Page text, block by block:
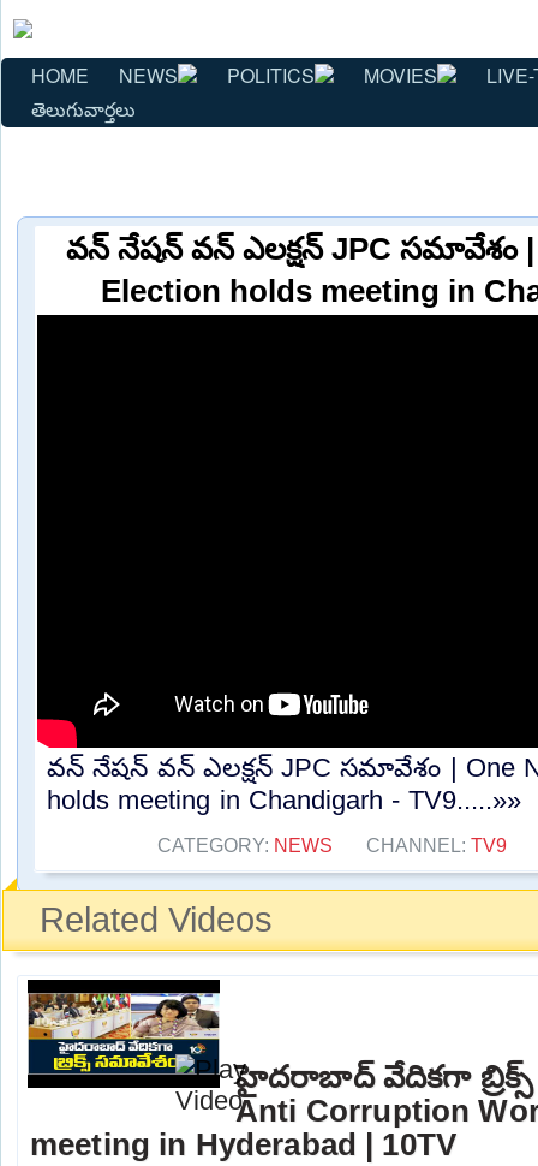
HOME NEWS POLITICS MOVIES
తెలుగువార్తలు
వన్ నేషన్ వన్ ఎలక్షన్ JPC సమావేశం |
Election holds meeting in
వన్ నేషన్ వన్ ఎలక్షన్ JPC సమావేశం | One
holds meeting in Chandigarh - TV9.....»»
CATEGORY: NEWS CHANNEL:TV9
Related Videos
హైదరాబాద్ వేదికగా బ్రిక్స్
Anti Corruption
meeting in Hyderabad | 10TV